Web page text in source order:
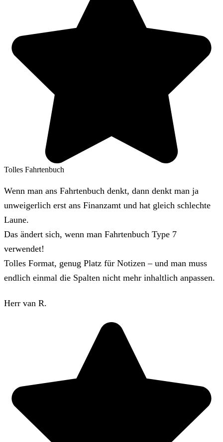
Tolles Fahrtenbuch
Wenn man ans Fahrtenbuch denkt, dann denkt man ja
unweigerlich erst ans Finanzamt und hat gleich schlechte
Laune.
Das ändert sich, wenn man Fahrtenbuch Type 7
verwendet!
Tolles Format, genug Platz für Notizen – und man muss
endlich einmal die Spalten nicht mehr inhaltlich anpassen.
Herr van R.